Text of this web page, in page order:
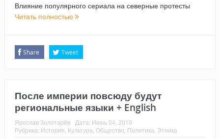
Влияние популярного сериала на северные протесты
Читать полностью
Share Tweet
После империи повсюду будут
региональные языки + English
Ярослав Золотарёв Дата: Июнь 04, 2019
Рубрика: История, Культура, Общество, Политика, Этника